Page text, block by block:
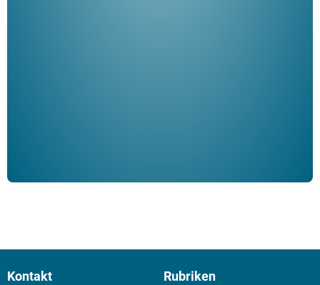
Kontakt Rubriken